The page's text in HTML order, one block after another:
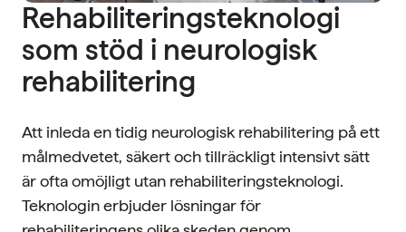
Rehabiliteringsteknologi
som stöd i neurologisk
rehabilitering
Att inleda en tidig neurologisk rehabilitering på ett
målmedvetet, säkert och tillräckligt intensivt sätt
är ofta omöjligt utan rehabiliteringsteknologi.
Teknologin erbjuder lösningar för